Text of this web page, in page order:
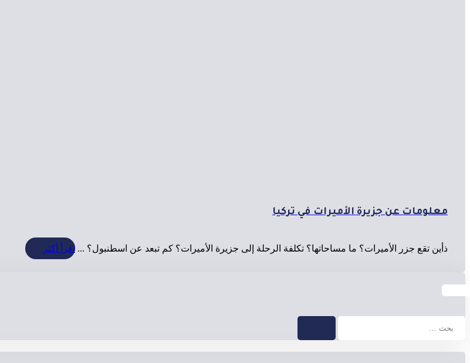
معلومات عن جزيرة الأميرات في تركيا
ذأين تقع جزر الأميرات؟ ما مساحاتها؟ تكلفة الرحلة إلى جزيرة الأميرات؟ كم تبعد عن اسطنبول؟ ... اقرأ أكثر
البحث
عن: